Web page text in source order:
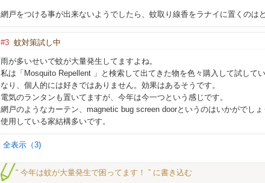
網戸をつける事が出来ないようでしたら、蚊取り線香をラナイに置くのは
#3 蚊対策試し中
雨が多いせいで蚊が大量発生してますよね。
私は「Mosquito Repellent 」と検索して出てきた物を色々購入して試し
なり、個人的には好きではありません。効果はあるそうです。
電気のランタンも置いてますが、今年は今一つという感じです。
網戸のようなカーテン、magnetic bug screen doorというのはいかがでしょ
使用している家結構多いです。
全表示（3)
“ 今年は蚊が大量発生で困ってます！ ” に書き込む